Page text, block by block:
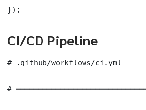
});
CI/CD Pipeline
# .github/workflows/ci.yml
#